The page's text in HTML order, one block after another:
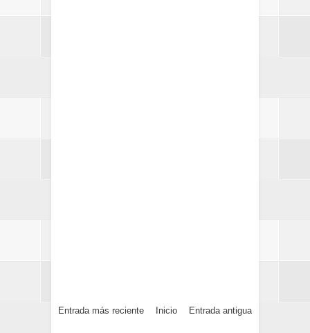
Entrada más reciente Entrada antigua
Inicio